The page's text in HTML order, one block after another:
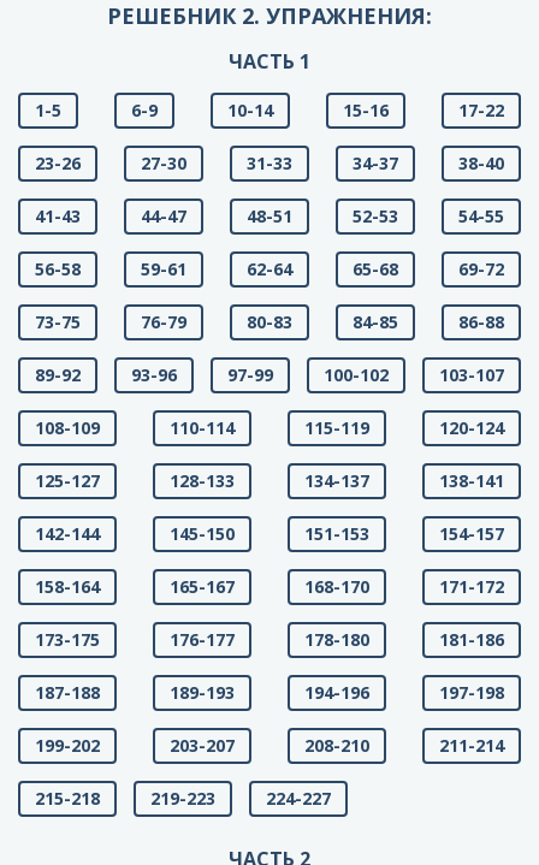
РЕШЕБНИК 2. УПРАЖНЕНИЯ:
ЧАСТЬ 1
1-5 6-9 10-14 15-16 17-22
23-26 27-30 31-33 34-37 38-40
41-43 44-47 48-51 52-53 54-55
56-58 59-61 62-64 65-68 69-72
73-75 76-79 80-83 84-85 86-88
89-92 93-96 97-99 100-102 103-107
108-109 110-114 115-119 120-124
125-127 128-133 134-137 138-141
142-144 145-150 151-153 154-157
158-164 165-167 168-170 171-172
173-175 176-177 178-180 181-186
187-188 189-193 194-196 197-198
199-202 203-207 208-210 211-214
215-218 219-223 224-227
ЧАСТЬ 2